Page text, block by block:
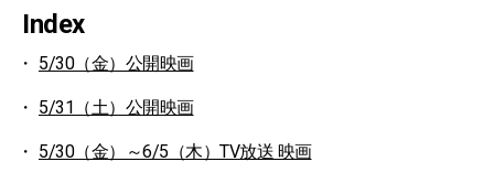
Index
5/30（金）公開映画
5/31（土）公開映画
5/30（金）～6/5（木）TV放送 映画